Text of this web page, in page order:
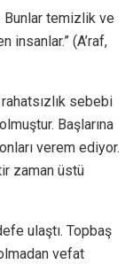
Bunlar temizlik ve
insanlar.” (A’raf,
sebebi
Başlarına
verem ediyor.
zaman üstü
ulaştı. Topbaş
vefat